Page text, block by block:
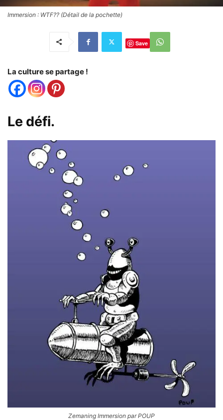
Immersion : WTF?? (Détail de la pochette)
Save
La culture se partage !
Le défi.
Zemaning Immersion par POUP